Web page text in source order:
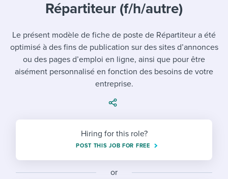
Mobilizing AI in my work
Evaluating candidates
Working together with others
Maintaining hiring pipelines
Developing & retaining people
Ensuring compliance
Finding and attracting people
Job description templates
Interview question templates
Policy templates
Step-by-step tutorials
Free ebooks & reports
I’m a jobseeker
I WANT TO LEARN ABOUT...
Applying for a job
Interview process
Career development
Modern working life
Attend webinars & events
Workable customer stories
Explore Workable
Request a demo
Start a free trial
Répartiteur (f/h/autre)
Le présent modèle de fiche de poste de Répartiteur a été
optimisé à des fins de publication sur des sites d’annonces
ou des pages d’emploi en ligne, ainsi que pour être
aisément personnalisé en fonction des besoins de votre
entreprise.
Hiring for this role?
POST THIS JOB FOR FREE
or